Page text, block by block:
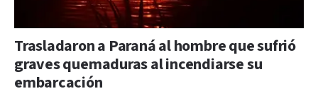
Trasladaron a Paraná al hombre que sufrió
graves quemaduras al incendiarse su
embarcación